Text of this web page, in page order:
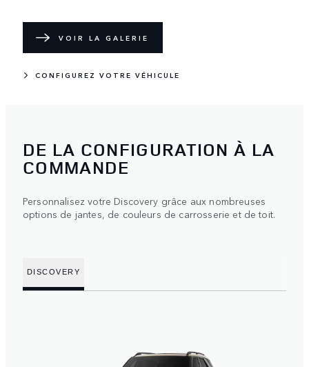
VOIR LA GALERIE
CONFIGUREZ VOTRE VÉHICULE
DE LA CONFIGURATION À LA
COMMANDE
Personnalisez votre Discovery grâce aux nombreuses
options de jantes, de couleurs de carrosserie et de toit.
DISCOVERY